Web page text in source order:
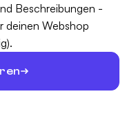
Beschreibungen -
deinen Webshop